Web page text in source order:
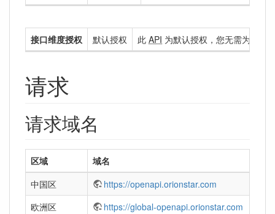
接口维度授权 默认授权 此 API 为默认授权，您无需为您的
请求
请求域名
区域
域名
中国区
https://openapi.orionstar.com
欧洲区
https://global-openapi.orionstar.com